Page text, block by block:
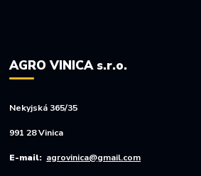
AGRO VINICA s.r.o.
Nekyjská 365/35
991 28 Vinica
E-mail: agrovinica@gmail.com